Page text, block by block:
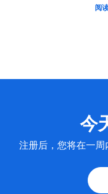
阅
今
注册后，您将在一周